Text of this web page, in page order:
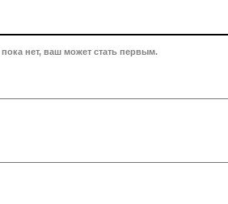
нет, ваш может стать первым.